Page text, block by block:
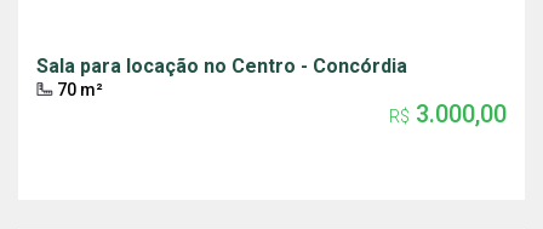
Sala para locação no Centro - Concórdia
70 m²
R$ 3.000,00